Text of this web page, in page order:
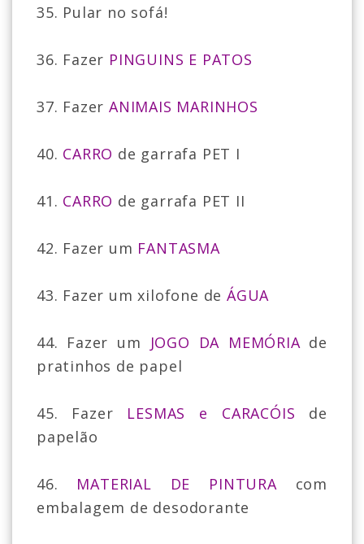
35. Pular no sofá!
36. Fazer PINGUINS E PATOS
37. FazerANIMAIS MARINHOS
40. CARRO de garrafa PET I
41. CARRO de garrafa PET II
42. Fazer um FANTASMA
43. Fazer um xilofone deÁGUA
44. Fazer um JOGO DA MEMÓRIAde
pratinhos de papel
45. Fazer LESMAS e CARACÓIS de
papelão
46. MATERIAL DE PINTURAcom
embalagem de desodorante